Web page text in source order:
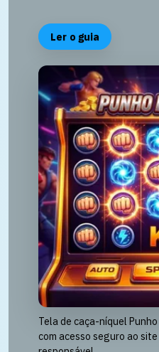
Ler o guia
Tela de caça-níquel
com acesso seguro ao